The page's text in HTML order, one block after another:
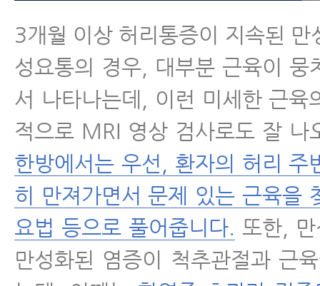
3개월 이상 허리통증이 지속된 만
성요통의 경우, 대부분 근육이 뭉
서 나타나는데, 이런 미세한 근육
적으로 MRI 영상 검사로도 잘 나
한방에서는 우선, 환자의 허리 주
히 만져가면서 문제 있는 근육을
요법 등으로 풀어줍니다. 또한,
만성화된 염증이 척추관절과 근